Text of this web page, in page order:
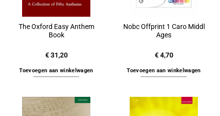
The Oxford Easy Anthem
Book
€31,20
Toevoegen aan winkelwagen
Nobc Offprint 1 Caro Middl
Ages
€4,70
Toevoegen aan winkelwagen